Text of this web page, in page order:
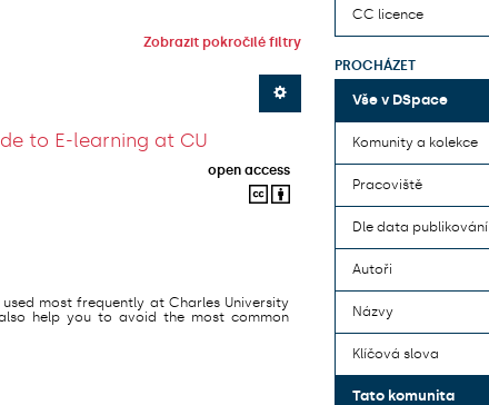
Zobrazit pokročilé filtry
to E-learning at CU
open access
most frequently at Charles University
help you to avoid the most common
CC licence
PROCHÁZET
Vše v DSpace
Komunity a kolekce
Pracoviště
Dle data publikování
Autoři
Názvy
Klíčová slova
Tato komunita